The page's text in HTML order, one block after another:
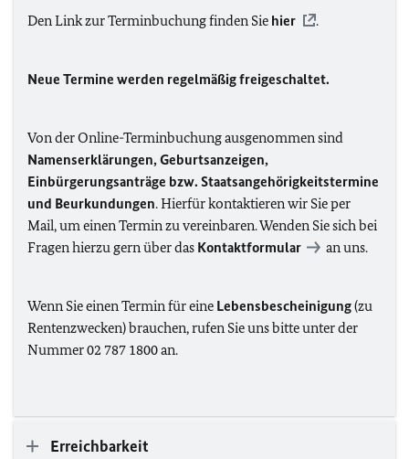
Den Link zur Terminbuchung finden Sie hier .
Neue Termine werden regelmäßig freigeschaltet.
Von der Online-Terminbuchung ausgenommen sind
Namenserklärungen, Geburtsanzeigen,
Einbürgerungsanträge bzw. Staatsangehörigkeitstermine
und Beurkundungen. Hierfür kontaktieren wir Sie per
Mail, um einen Termin zu vereinbaren. Wenden Sie sich bei
Fragen hierzu gern über das Kontaktformular an uns.
Wenn Sie einen Termin für eine Lebensbescheinigung(zu
Rentenzwecken) brauchen, rufen Sie uns bitte unter der
Nummer 02 787 1800 an.
Erreichbarkeit